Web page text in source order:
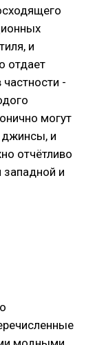
и
отдает
-
могут
джинсы, и
отчётливо
западной и